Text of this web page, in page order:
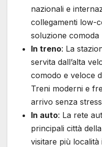
nazionali e
collegamenti low-
soluzione comoda
In treno: La
servita dall’alta
comodo e veloce
Treni moderni e
arrivo senza
In auto: La rete
principali città
visitare più